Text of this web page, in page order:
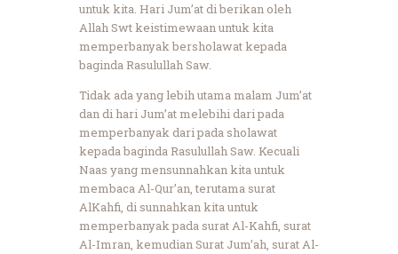
untuk kita. Hari Jum’at di berikan oleh
Allah Swt keistimewaan untuk kita
memperbanyak bersholawat kepada
baginda Rasulullah Saw.
Tidak ada yang lebih utama malam Jum’at
dan di hari Jum’at melebihi dari pada
memperbanyak dari pada sholawat
kepada baginda Rasulullah Saw. Kecuali
Naas yang mensunnahkan kita untuk
membaca Al-Qur’an, terutama surat
AlKahfi, di sunnahkan kita untuk
memperbanyak pada surat Al-Kahfi, surat
Al-Imran, kemudian Surat Jum’ah, surat Al-